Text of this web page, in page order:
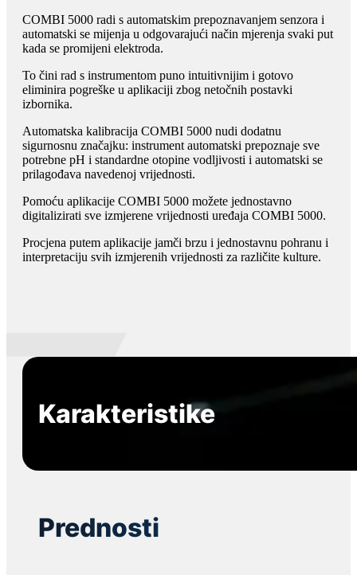
COMBI 5000 radi s automatskim prepoznavanjem senzora i
automatski se mijenja u odgovarajući način mjerenja svaki put
kada se promijeni elektroda.
To čini rad s instrumentom puno intuitivnijim i gotovo
eliminira pogreške u aplikaciji zbog netočnih postavki
izbornika.
Automatska kalibracija COMBI 5000 nudi dodatnu
sigurnosnu značajku: instrument automatski prepoznaje sve
potrebne pH i standardne otopine vodljivosti i automatski se
prilagođava navedenoj vrijednosti.
Pomoću aplikacije COMBI 5000 možete jednostavno
digitalizirati sve izmjerene vrijednosti uređaja COMBI 5000.
Procjena putem aplikacije jamči brzu i jednostavnu pohranu i
interpretaciju svih izmjerenih vrijednosti za različite kulture.
Karakteristike
Prednosti